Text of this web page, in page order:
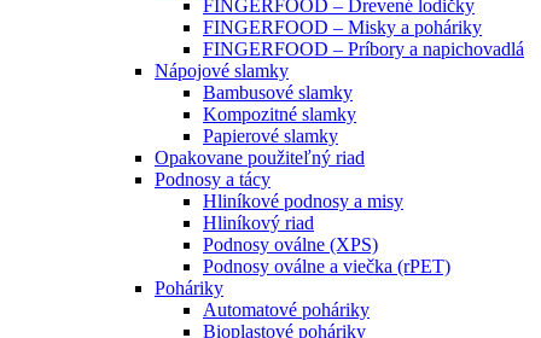
FINGERFOOD – Drevené lodičky
FINGERFOOD – Misky a poháriky
FINGERFOOD – Príbory a napichovadlá
Nápojové slamky
Bambusové slamky
Kompozitné slamky
Papierové slamky
Opakovane použiteľný riad
Podnosy a tácy
Hliníkové podnosy a misy
Hliníkový riad
Podnosy oválne (XPS)
Podnosy oválne a viečka (rPET)
Poháriky
Automatové poháriky
Bioplastové poháriky